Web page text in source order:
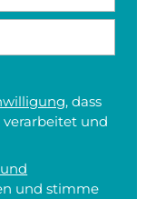
, dass
und
und stimme